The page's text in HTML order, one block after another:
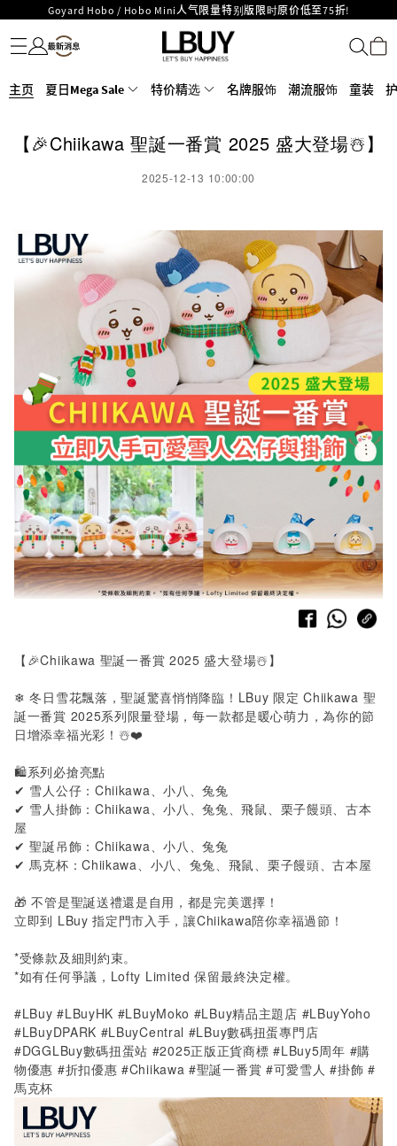
Goyard Hobo / Hobo Mini人气限量特别版限时原价低至75折!
LBuy呈献 - Hermès 及 Chanel 手袋及首饰低至6折，立即入手!
LBuy Nintendo Switch / Nintendo Switch 2 正规商品零售店登陆MOKO 4楼
重要通告：银行转帐及转数快付款注意事项
LBuy MEGA SALE 精选名牌手袋及小皮具低至6折
名牌服饰
潮流服饰
童装
护肤美妆
香水香薰
个人护理
母婴护理
游戏及精品玩具
文仪用品
家居生活
电子产品
美食
医药保健
运动与户外用品
主页 夏日Mega Sale 特价精选 名牌服饰 潮流服饰 童装
【🎉Chiikawa 聖誕一番賞 2025 盛大登場☃️】
2025-12-13 10:00:00
【🎉Chiikawa 聖誕一番賞 2025盛大登場☃️】
❄ 冬日雪花飄落，聖誕驚喜悄悄降臨！LBuy 限定Chiikawa 聖
誕一番賞 2025系列限量登場，每一款都是暖心萌力，為你的節
日增添幸福光彩！☃️❤️
🛍️系列必搶亮點
✔ 雪人公仔： Chiikawa 、小八、兔兔
✔ 雪人掛飾： Chiikawa 、小八、兔兔、飛鼠、栗子饅頭、古本
屋
✔ 聖誕吊飾： Chiikawa 、小八、兔兔
✔ 馬克杯：Chiikawa 、小八、兔兔、飛鼠、栗子饅頭、古本屋
🎁 不管是聖誕送禮還是自用，都是完美選擇！
立即到 LBuy 指定門市入手，讓Chiikawa陪你幸福過節！
*受條款及細則約束。
*如有任何爭議， Lofty Limited保留最終決定權。
#LBuy #LBuyHK #LBuyMoko #LBuy精品主題店 #LBuyYoho
#LBuyDPARK #LBuyCentral #LBuy數碼扭蛋專門店
#DGGLBuy數碼扭蛋站 #2025正版正貨商標 #LBuy5周年 #購
物優惠 #折扣優惠 #Chiikawa #聖誕一番賞 #可愛雪人 #掛飾 #
馬克杯